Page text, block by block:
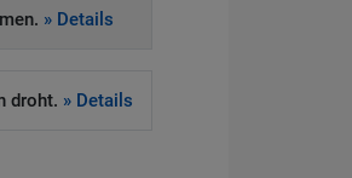
» Details
droht. » Details